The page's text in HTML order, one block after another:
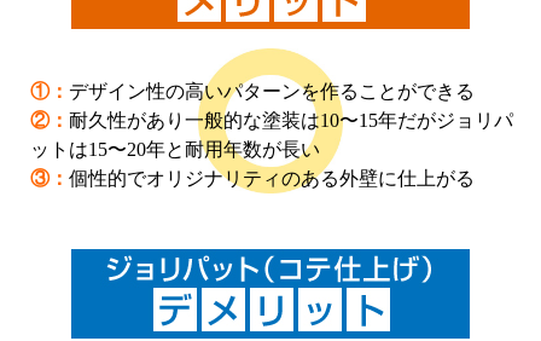
①： デザイン性の高いパターンを作ることができる
②： 耐久性があり一般的な塗装は10〜15年だがジョリパ
ットは15〜20年と耐用年数が長い
③： 個性的でオリジナリティのある外壁に仕上がる